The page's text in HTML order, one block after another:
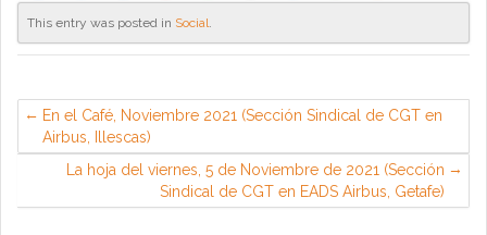
This entry was posted in Social.
En el Café, Noviembre 2021 (Sección Sindical de CGT en
Airbus, Illescas)
La hoja del viernes, 5 de Noviembre de 2021 (Sección
Sindical de CGT en EADS Airbus, Getafe)